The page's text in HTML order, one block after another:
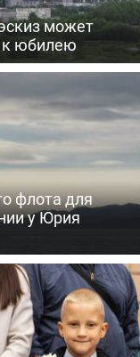
может
к юбилею
флота для
у Юрия